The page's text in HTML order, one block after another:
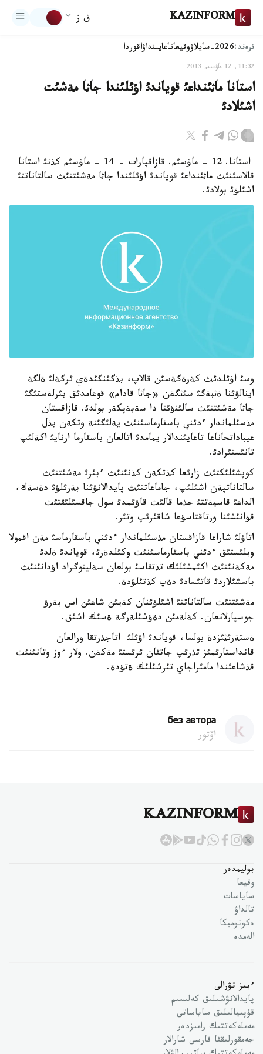
KAZINFORM ق ز
ترەند:2026-سايلاۋ وقيعاتاعايىنداۋاقوردا
11:32, 12 ماۋسىم 2013
استانا ماثئنداعئ قوياندئ اؤئلئندا جاثا مةشئت
اشئلادئ
استانا. 12 - ماؤسئم. قازاقپارات - 14 - ماؤسئم كذنئ استانا
قالاسئنئث ماثئنداعئ قوياندئ اؤئلئندا جاثا مةشئتتئث سالتاناتتئ
اشئلؤئ بولادئ.
وسئ اؤئلدئث كةرةگةسئن قالاپ، بذگئنگئدةي ئرگةلئ ةلگة
اينالؤئنا ةثبةگئ سئثگةن «جاثا قادام» قوعامدئق بئرلةستئگئ
جاثا مةشئتتئث سالئنؤئنا دا سةبةپكةر بولدئ. قازاقستان
مذسئلماندار ءدئني باسقارماسئنئث يةلئگئنة وتكةن بذل
عيباداتحاناعا تاعايئندالار يمامدئ اتالعان باسقارما ارنايئ اكةلئپ
تانئستئرادئ.
كوپشئلئكتئث زارئعا كذتكةن كذنئنئث ءبئرئ مةشئتتئث
سالتاناتپةن اشئلئپ، جاماعاتتئث پايدالانؤئنا بةرئلؤئ دةسةك،
الداعئ قاسيةتتئ جذما قالئث قاؤئمدئ سول جاقسئلئقتئث
قؤانئشئنا ورتاقتاسؤعا شاقئرئپ وتئر.
اتاؤلئ شاراعا قازاقستان مذسئلماندار ءدئني باسقارماسئ مةن اقمولا
وبلئستئق ءدئني باسقارماسئنئث وكئلدةرئ، قوياندئ ةلدئ
مةكةنئنئث اكئمشئلئك تذتقاسئ بولعان سةلينوگراد اؤدانئنئث
باسشئلاردئ قاتئسادئ دةپ كذتئلؤدة.
مةشئتتئث سالتاناتتئ اشئلؤئنان كةيئن شاعئن اس بةرؤ
جوسپارلانعان. كةلةمئن دةؤشئلةرگة ةسئك اشئق.
ةستةرئثئزدة بولسا، قوياندئ اؤئلئ اتاجذرتقا ورالعان
قانداستارئمئز تذرئپ جاتقان ئرئستئ مةكةن. ولار ءوز وتانئنئث
قذشاعئندا مامئراجاي تئرشئلئك ةتؤدة.
без автора
اۆتور
KAZINFORM
بوليمدەر
وقيعا
ساياسات
تالداۋ
ەكونوميكا
الەمدە
ءبىز تۋرالى
پايدالانۋشىلىق كەلىسىم
قۇپىيالىلىق ساياساتى
مەملەكەتتىك رامىزدەر
جەمقورلىققا قارسى شارالار